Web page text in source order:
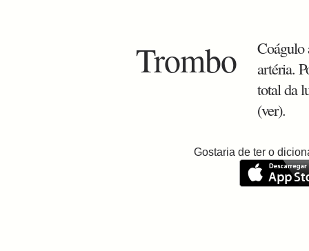
Trombo
Coágulo
artéria.
total da
(ver).
Gostaria de ter o